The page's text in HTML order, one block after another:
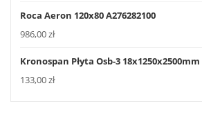
Roca Aeron 120x80 A276282100
986,00zł
Kronospan Płyta Osb-3 18x1250x2500mm
133,00zł